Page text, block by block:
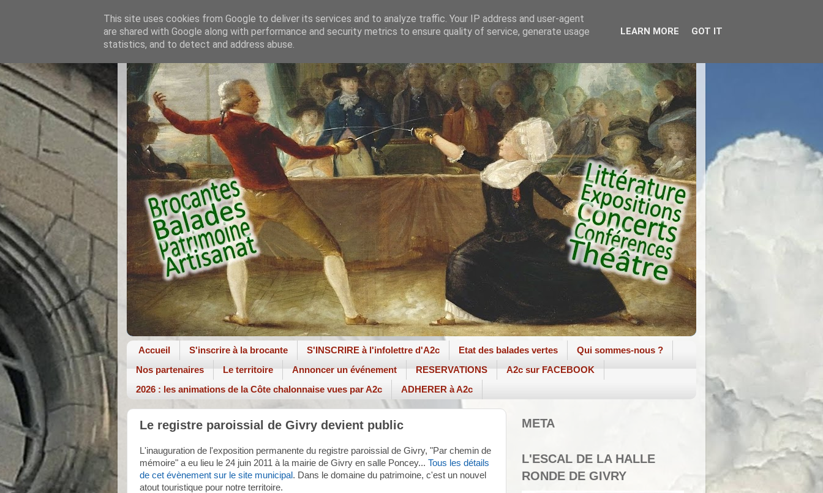
Accueil S'inscrire à la brocante S'INSCRIRE à l'infolettre d'A2c Etat des balades vertes
Qui sommes-nous ?
Nos partenaires
Le territoire Annoncer un événement RESERVATIONS
A2c sur FACEBOOK
2026 : les animations de la Côte chalonnaise vues par A2c
ADHERER à A2c
Le registre paroissial de Givry devient public
L'inauguration de l'exposition permanente du registre paroissial de Givry, "Par chemin de
mémoire" a eu lieu le 24 juin 2011 à la mairie de Givry en salle Poncey... Tous les détails
de cet évènement sur le site municipal . Dans le domaine du patrimoine, c'est un nouvel
atout touristique pour notre territoire.
META
L'ESCAL DE LA HALLE
RONDE DE GIVRY
This site uses cookies from Google to deliver its services and to analyze traffic. Your IP address and user-agent
are shared with Google along with performance and security metrics to ensure quality of service, generate usage
statistics, and to detect and address abuse.
LEARN MORE GOT IT